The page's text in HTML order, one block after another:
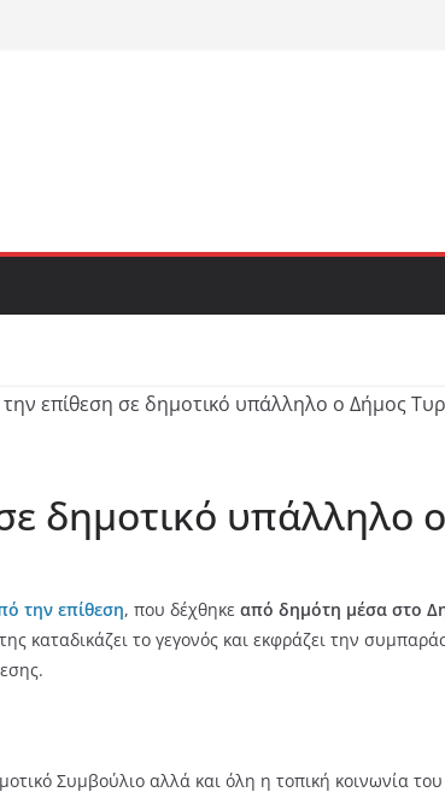
δημοτικό
την επίθεση, που δέχθηκε από δημότη μέσα στο
καταδικάζει το γεγονός και εκφράζει την
Συμβούλιο αλλά και όλη η τοπική κοινωνία